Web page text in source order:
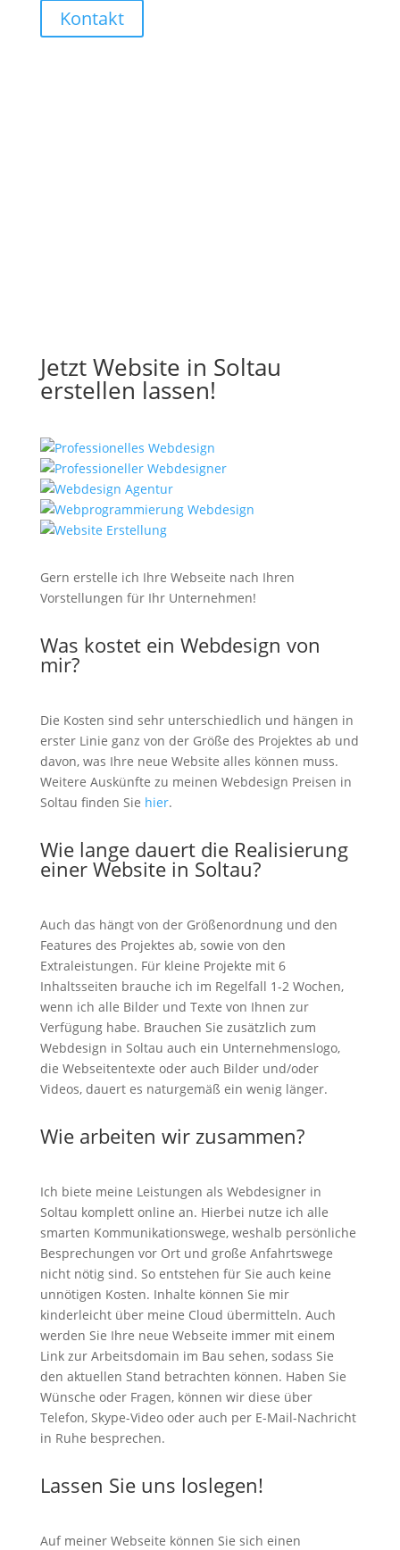
Kontakt
Jetzt Website in Soltau
erstellen lassen!
Gern erstelle ich Ihre Webseite nach Ihren
Vorstellungen für Ihr Unternehmen!
Was kostet ein Webdesign von
mir?
Die Kosten sind sehr unterschiedlich und hängen in
erster Linie ganz von der Größe des Projektes ab und
davon, was Ihre neue Website alles können muss.
Weitere Auskünfte zu meinen Webdesign Preisen in
Soltau finden Sie hier.
Wie lange dauert die Realisierung
einer Website in Soltau?
Auch das hängt von der Größenordnung und den
Features des Projektes ab, sowie von den
Extraleistungen. Für kleine Projekte mit 6
Inhaltsseiten brauche ich im Regelfall 1-2 Wochen,
wenn ich alle Bilder und Texte von Ihnen zur
Verfügung habe. Brauchen Sie zusätzlich zum
Webdesign in Soltau auch ein Unternehmenslogo,
die Webseitentexte oder auch Bilder und/oder
Videos, dauert es naturgemäß ein wenig länger.
Wie arbeiten wir zusammen?
Ich biete meine Leistungen als Webdesigner in
Soltau komplett online an. Hierbei nutze ich alle
smarten Kommunikationswege, weshalb persönliche
Besprechungen vor Ort und große Anfahrtswege
nicht nötig sind. So entstehen für Sie auch keine
unnötigen Kosten. Inhalte können Sie mir
kinderleicht über meine Cloud übermitteln. Auch
werden Sie Ihre neue Webseite immer mit einem
Link zur Arbeitsdomain im Bau sehen, sodass Sie
den aktuellen Stand betrachten können. Haben Sie
Wünsche oder Fragen, können wir diese über
Telefon, Skype-Video oder auch per E-Mail-Nachricht
in Ruhe besprechen.
Lassen Sie uns loslegen!
Auf meiner Webseite können Sie sich einen